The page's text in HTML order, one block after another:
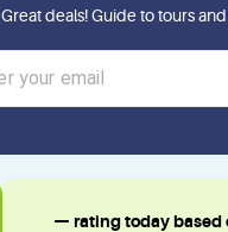
— rating today based
Great deals! Guide to tours